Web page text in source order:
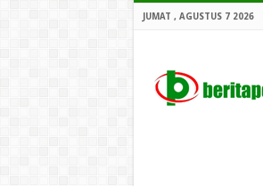
JUMAT , AGUSTUS 7 2026